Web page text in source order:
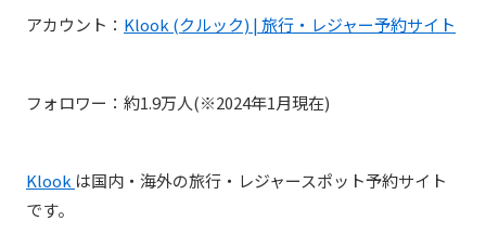
アカウント： Klook (クルック) | 旅行・レジャー予約サイト
フォロワー：約1.9万人(※2024年1月現在)
Klook は国内・海外の旅行・レジャースポット予約サイト
です。